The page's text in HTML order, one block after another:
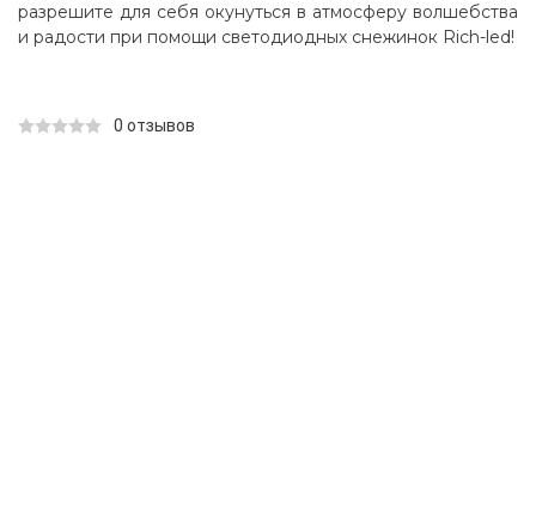
разрешите для себя окунуться в атмосферу волшебства
и радости при помощи светодиодных снежинок Rich-led!
0 отзывов